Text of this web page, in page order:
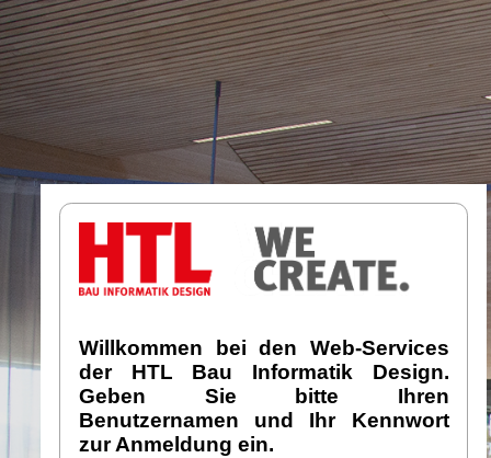
Willkommen bei den Web-Services
der HTL Bau Informatik Design.
Geben Sie bitte Ihren
Benutzernamen und Ihr Kennwort
zur Anmeldung ein.